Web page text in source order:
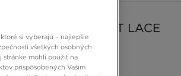
PUMA SUEDE FAT LACE
44,00 €
si vyberajú – najlepšie
všetkých osobných
stránke mohli použiť na
prispôsobených Vašim